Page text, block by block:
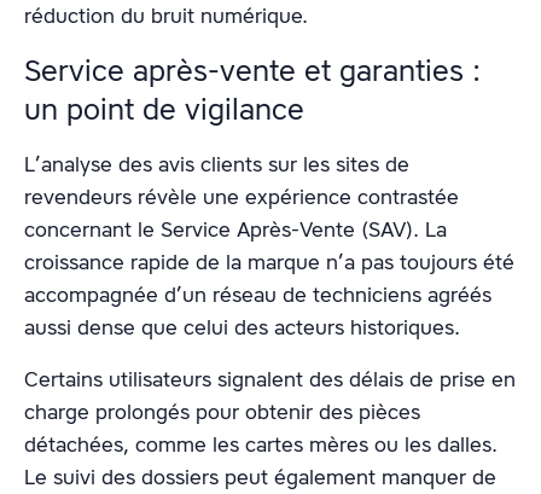
réduction du bruit numérique.
Service après-vente et garanties :
un point de vigilance
L’analyse des avis clients sur les sites de
revendeurs révèle une expérience contrastée
concernant le Service Après-Vente (SAV). La
croissance rapide de la marque n’a pas toujours été
accompagnée d’un réseau de techniciens agréés
aussi dense que celui des acteurs historiques.
Certains utilisateurs signalent des délais de prise en
charge prolongés pour obtenir des pièces
détachées, comme les cartes mères ou les dalles.
Le suivi des dossiers peut également manquer de